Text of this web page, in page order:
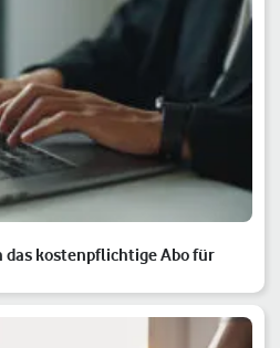
das kostenpflichtige Abo für